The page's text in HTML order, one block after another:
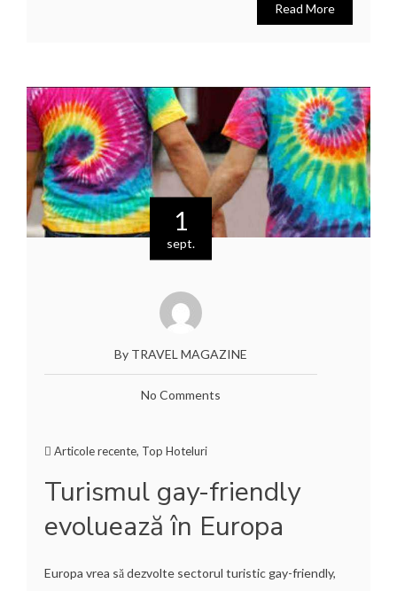
Read More
1
sept.
By TRAVEL MAGAZINE
No Comments
Articole recente, Top Hoteluri
Turismul gay-friendly
evoluează în Europa
Europa vrea să dezvolte sectorul turistic gay-friendly,